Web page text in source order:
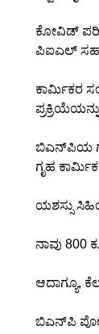
ಕೋವಿಡ್
ಪಿಐಎಲ್
ಕಾರ್ಮಿಕರ
ಬಿಎನ್‌ಪಿಯ
ಗೃಹ
ಯಶಸ್ಸು
ನಾವು 800
ಆದಾಗ್ಯೂ,
ಬಿಎನ್‌ಪಿ